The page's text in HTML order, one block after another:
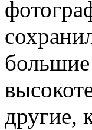
другие,